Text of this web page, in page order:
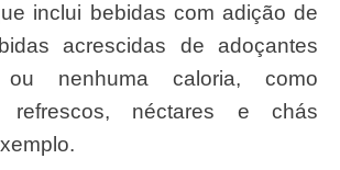
inclui bebidas com adição de
acrescidas de adoçantes
nenhuma caloria, como
refrescos, néctares e chás